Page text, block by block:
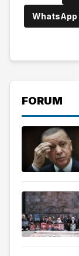
WhatsApp
FORUM